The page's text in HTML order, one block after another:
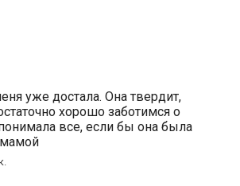
уже достала. Она твердит,
хорошо заботимся о
все, если бы она была